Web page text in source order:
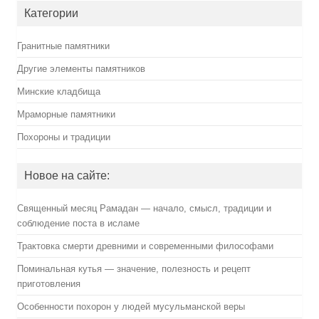
Категории
Гранитные памятники
Другие элементы памятников
Минские кладбища
Мраморные памятники
Похороны и традиции
Новое на сайте:
Священный месяц Рамадан — начало, смысл, традиции и
соблюдение поста в исламе
Трактовка смерти древними и современными философами
Поминальная кутья — значение, полезность и рецепт
приготовления
Особенности похорон у людей мусульманской веры